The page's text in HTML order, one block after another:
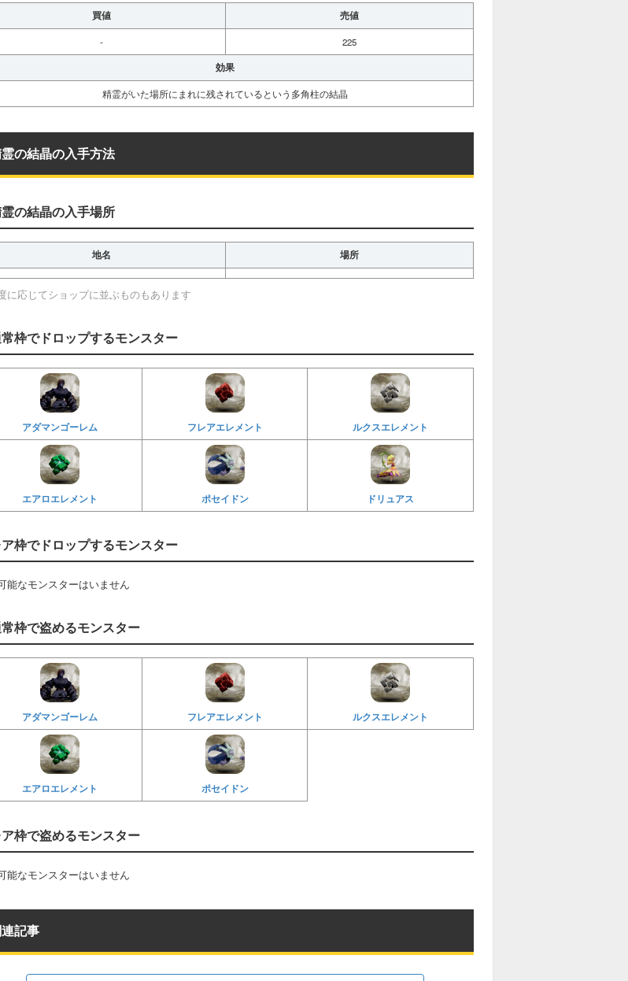
買値 売値
- 225
効果
精霊がいた場所にまれに残されているという多角柱の結晶
の結晶の入手方法
の結晶の入手場所
地名 場所
に応じてショップに並ぶものもあります
枠でドロップするモンスター
アダマンゴーレム フレアエレメント ルクスエレメント
エアロエレメント ポセイドン ドリュアス
枠でドロップするモンスター
能なモンスターはいません
枠で盗めるモンスター
アダマンゴーレム フレアエレメント ルクスエレメント
エアロエレメント ポセイドン
枠で盗めるモンスター
能なモンスターはいません
記事